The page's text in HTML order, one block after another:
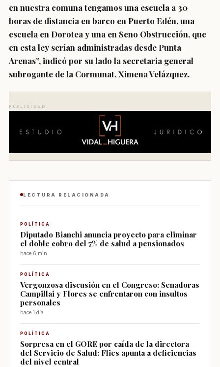
en nuestra comuna tengamos una escuela a 30
horas de distancia en barco en Puerto Edén, una
escuela en Dorotea y una en Seno Obstrucción, que
en esta ley serían administradas desde Punta
Arenas”, indicó por su lado la secretaria general
subrogante de la Cormunat, Ximena Velázquez.
PUBLICIDAD
LECTURA RELACIONADA
POLÍTICA
Diputado Bianchi anuncia proyecto para eliminar
el doble cobro del 7% de salud a pensionados
hace 6 min
POLÍTICA
Vergonzosa discusión en el Congreso: Senadoras
Campillai y Flores se enfrentaron con insultos
personales
hace 1 día
POLÍTICA
Sorpresa en el GORE por caída de la directora
del Servicio de Salud: Flies apunta a deficiencias
del nivel central